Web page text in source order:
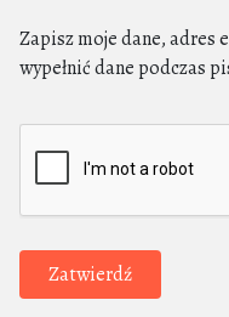
Zapisz moje dane, adres
wypełnić dane podczas